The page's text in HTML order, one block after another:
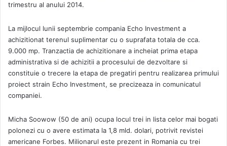
trimestru al anului 2014.
La mijlocul lunii septembrie compania Echo Investment a
achizitionat terenul suplimentar cu o suprafata totala de cca.
9.000 mp. Tranzactia de achizitionare a incheiat prima etapa
administrativa si de achizitii a procesului de dezvoltare si
constituie o trecere la etapa de pregatiri pentru realizarea primului
proiect strain Echo Investment, se precizeaza in comunicatul
companiei.
Micha Soowow (50 de ani) ocupa locul trei in lista celor mai bogati
polonezi cu o avere estimata la 1,8 mld. dolari, potrivit revistei
americane Forbes. Milionarul este prezent in Romania cu trei